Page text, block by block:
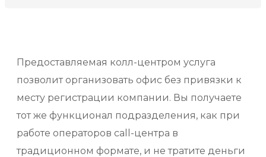
Предоставляемая колл-центром услуга
позволит организовать офис без привязки к
месту регистрации компании. Вы получаете
тот же функционал подразделения, как при
работе операторов call-центра в
традиционном формате, и не тратите деньги